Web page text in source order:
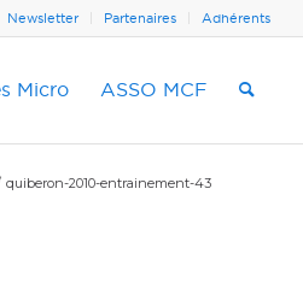
Newsletter Partenaires Adhérents
Micro ASSO MCF
quiberon-2010-entrainement-43